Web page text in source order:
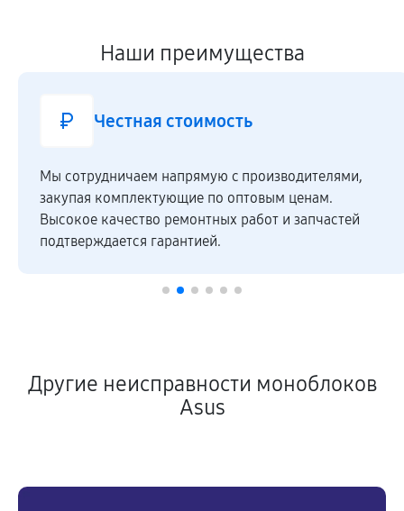
Наши преимущества
Честная стоимость
Мы сотрудничаем напрямую c производителями,
закупая комплектующие по оптовым ценам.
Высокое качество ремонтных работ и запчастей
подтверждается гарантией.
Другие неисправности моноблоков
Asus